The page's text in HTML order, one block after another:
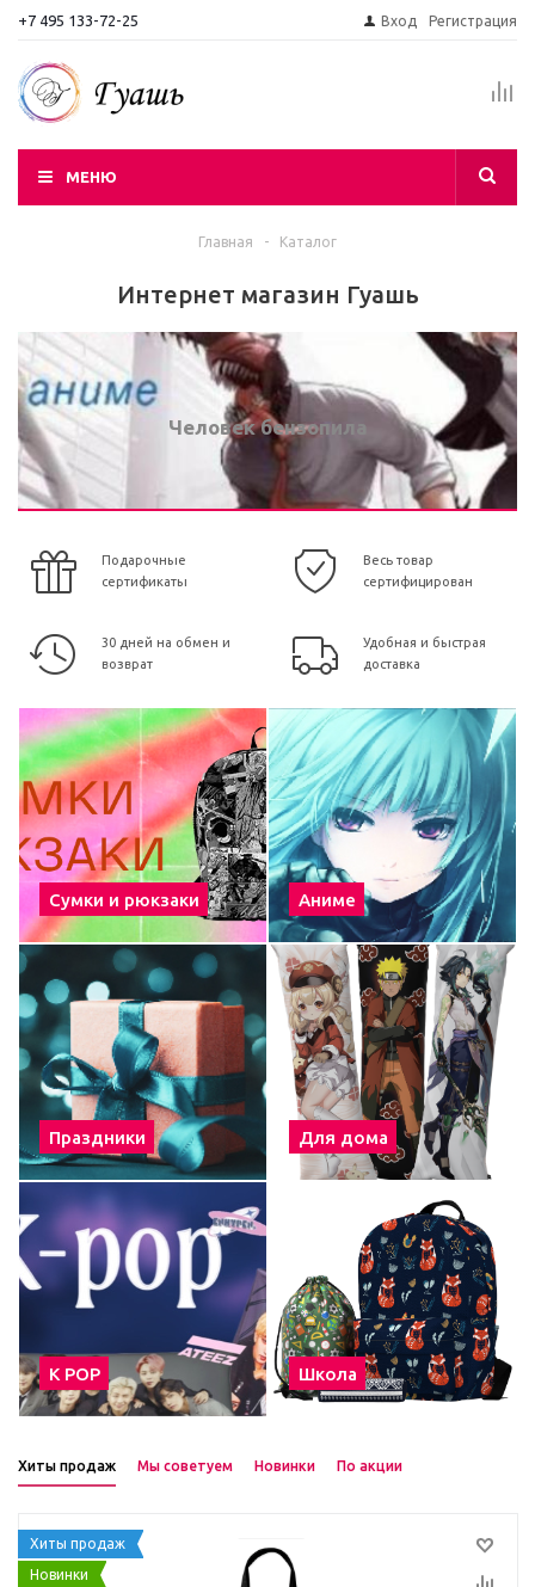
+7 495 133-72-25 Вход Регистрация
МЕНЮ
Главная - Каталог
Интернет магазин Гуашь
Человек бензопила
Подарочные
сертификаты
Весь товар
сертифицирован
30 дней на обмен и
возврат
Удобная и быстрая
доставка
Сумки и рюкзаки Аниме
Праздники Для дома
К POP Школа
Хиты продаж Мы советуем Новинки По акции
Хиты продаж
Новинки